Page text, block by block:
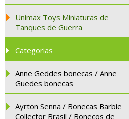
Unimax Toys Miniaturas de
Tanques de Guerra
Categorias
Anne Geddes bonecas / Anne
Guedes bonecas
Ayrton Senna / Bonecas Barbie
Collector Brasil / Bonecos de